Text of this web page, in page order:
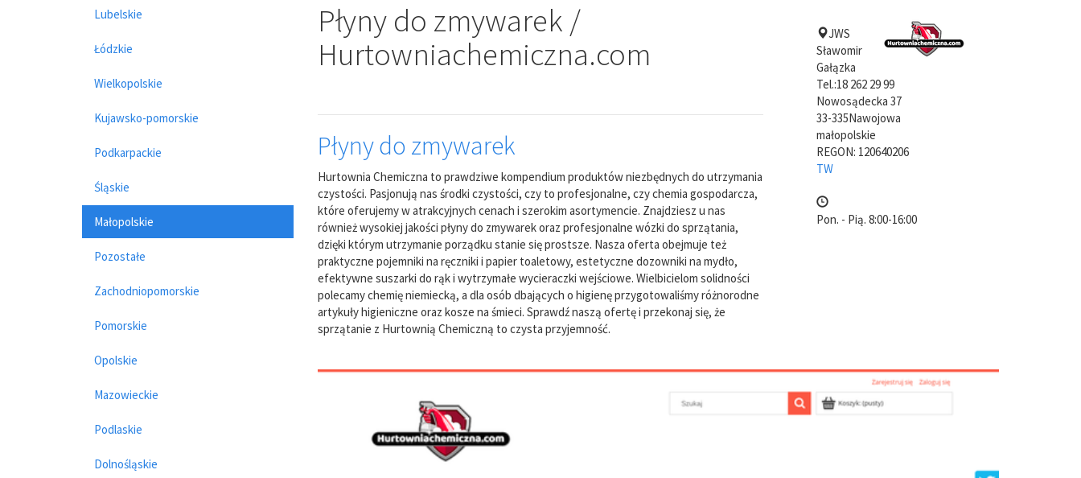
Lubelskie
Łódzkie
Wielkopolskie
Kujawsko-pomorskie
Podkarpackie
Śląskie
Małopolskie
Pozostałe
Zachodniopomorskie
Pomorskie
Opolskie
Mazowieckie
Podlaskie
Dolnośląskie
Płyny do zmywarek /
Hurtowniachemiczna.com
Płyny do zmywarek
Hurtownia Chemiczna to prawdziwe kompendium produktów niezbędnych do utrzymania
czystości. Pasjonują nas środki czystości, czy to profesjonalne, czy chemia gospodarcza,
które oferujemy w atrakcyjnych cenach i szerokim asortymencie. Znajdziesz u nas
również wysokiej jakości płyny do zmywarek oraz profesjonalne wózki do sprzątania,
dzięki którym utrzymanie porządku stanie się prostsze. Nasza oferta obejmuje też
praktyczne pojemniki na ręczniki i papier toaletowy, estetyczne dozowniki na mydło,
efektywne suszarki do rąk i wytrzymałe wycieraczki wejściowe. Wielbicielom solidności
polecamy chemię niemiecką, a dla osób dbających o higienę przygotowaliśmy różnorodne
artykuły higieniczne oraz kosze na śmieci. Sprawdź naszą ofertę i przekonaj się, że
sprzątanie z Hurtownią Chemiczną to czysta przyjemność.
JWS
Sławomir
Gałązka
Tel.:18 262 29 99
Nowosądecka 37
33-335Nawojowa
małopolskie
REGON: 120640206
TW
Pon. - Pią. 8:00-16:00